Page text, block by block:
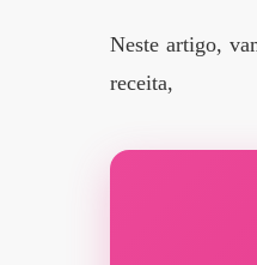
Neste artigo,
receita,